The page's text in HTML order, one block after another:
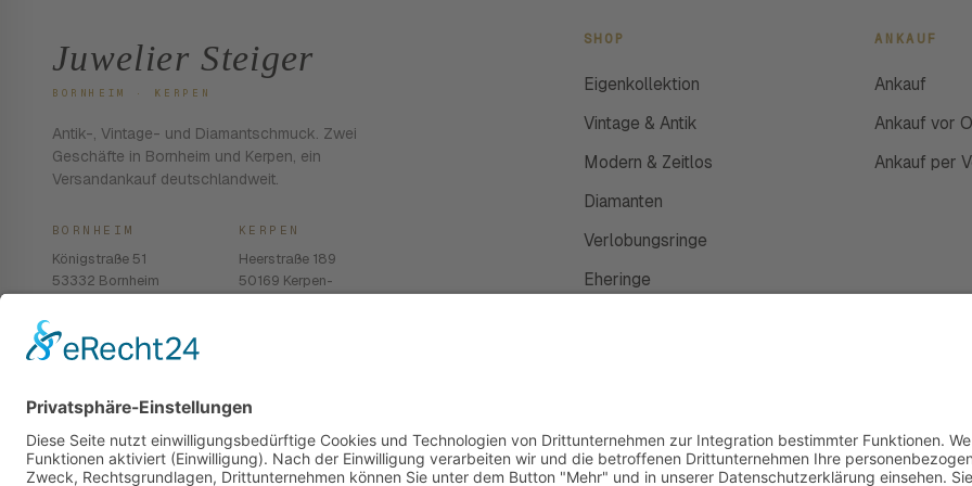
Juwelier Steiger
BORNHEIM · KERPEN
Antik-, Vintage- und Diamantschmuck. Zwei
Geschäfte in Bornheim und Kerpen, ein
Versandankauf deutschlandweit.
BORNHEIM
Königstraße 51
53332 Bornheim
KERPEN
Heerstraße 189
50169 Kerpen-
SHOP
Eigenkollektion
Vintage & Antik
Modern & Zeitlos
Diamanten
Verlobungsringe
Eheringe
ANKAUF
Ankauf
Ankauf vor
Ankauf per